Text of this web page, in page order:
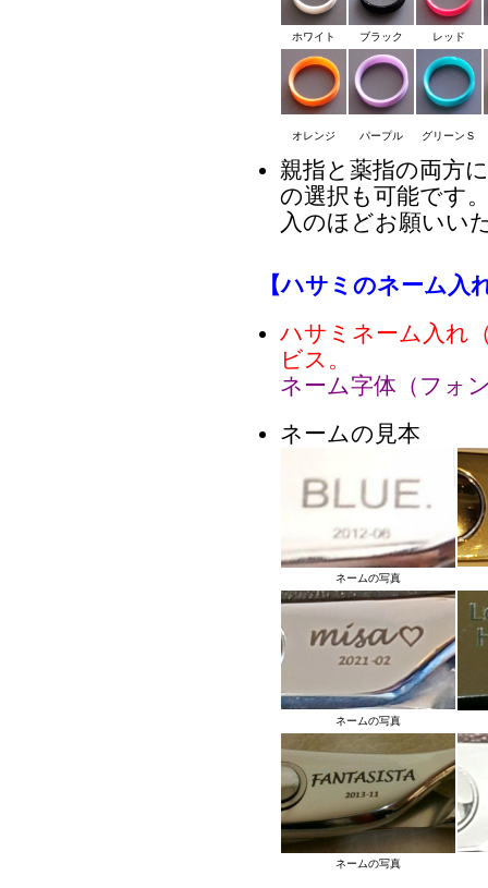
ホワイト ブラック レッド
オレンジ パープル グリーンＳ
親指と薬指の両方
の選択も可能です
入のほどお願いい
【ハサミのネーム入
ハサミネーム入れ
ビス。
ネーム字体（フォ
ネームの見本
ネームの写真
ネームの写真
ネームの写真